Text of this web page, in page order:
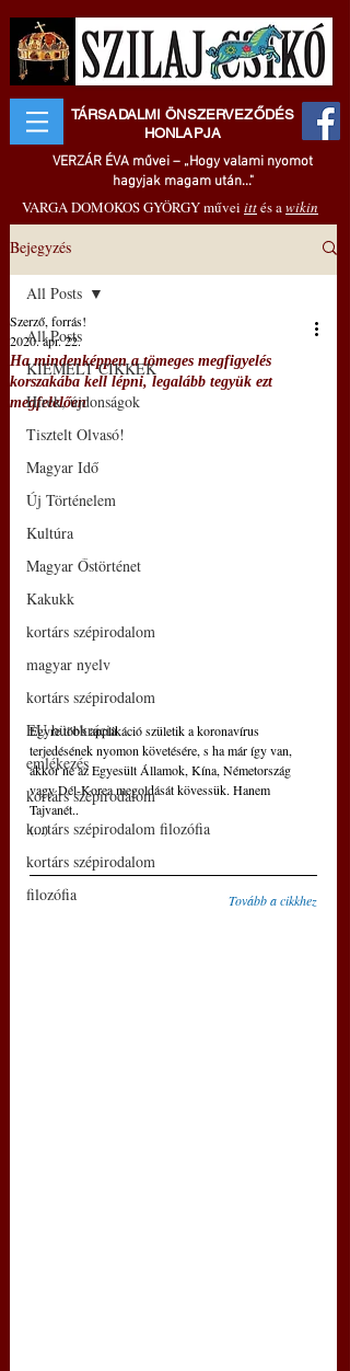
TÁRSADALMI ÖNSZERVEZŐDÉS
HONLAPJA
VERZÁR ÉVA művei – „Hogy valami nyomot
hagyjak magam után..."
VARGA DOMOKOS GYÖRGY művei ittés awikin
Bejegyzés
All Posts
KIEMELT CIKKEK
Hírek, újdonságok
Tisztelt Olvasó!
Magyar Idő
Új Történelem
Kultúra
Magyar Őstörténet
Kakukk
kortárs szépirodalom
magyar nyelv
kortárs szépirodalom
EU bürokrácia
emlékezés
kortárs szépirodalom
kortárs szépirodalom filozófia
kortárs szépirodalom
filozófia
All Posts
Ha mindenképpen a tömeges megfigyelés
korszakába kell lépni, legalább tegyük ezt
megfelelően
Szerző, forrás!
2020. ápr. 22.
Egyre több applikáció születik a koronavírus
terjedésének nyomon követésére, s ha már így van,
akkor ne az Egyesült Államok, Kína, Németország
vagy Dél-Korea megoldását kövessük. Hanem
Tajvanét..
(...)
Tovább a cikkhez